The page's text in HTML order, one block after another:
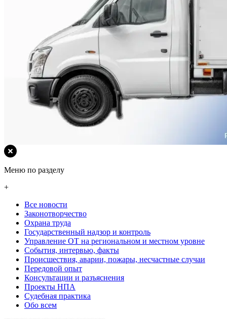
Меню по разделу
+
Все новости
Законотворчество
Охрана труда
Государственный надзор и контроль
Управление ОТ на региональном и местном уровне
События, интервью, факты
Происшествия, аварии, пожары, несчастные случаи
Передовой опыт
Консультации и разъяснения
Проекты НПА
Судебная практика
Обо всем